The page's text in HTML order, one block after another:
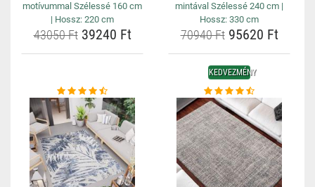
motívummal Szélessé 160 cm
| Hossz: 220 cm
43050 Ft39240 Ft
mintával Szélessé 240 cm |
Hossz: 330 cm
70940 Ft95620 Ft
KEDVEZMÉNY